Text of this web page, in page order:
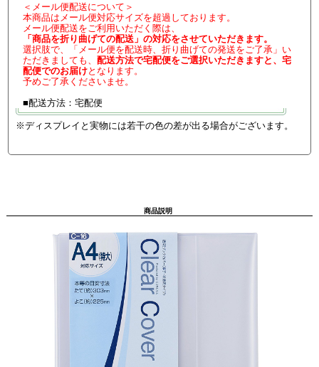
＜メール便配送について＞
本商品はメール便対応サイズを超過しております。
メール便配送をご利用いただく際は、
「商品を折り曲げての配送」の対応をさせていただきます。
選択肢で、「メール便を配送時、折り曲げての発送をご了承」い
ただきましても、配送方法で宅配便をご選択いただきますと、宅
配便でのお届けとなります。
予めご了承くださいませ。
■配送方法：宅配便
※ディスプレイと実物には若干の色の差が出る場合がございます。
商品説明